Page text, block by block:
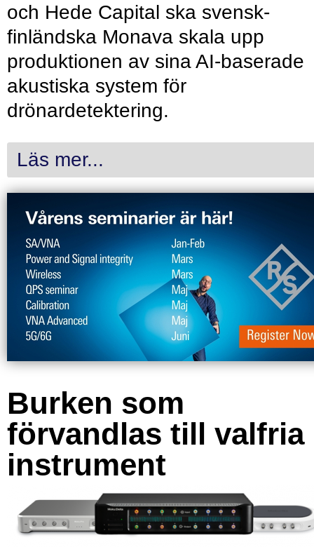
och Hede Capital ska svensk-
finländska Monava skala upp
produktionen av sina AI-baserade
akustiska system för
drönardetektering.
Läs mer...
Burken som
förvandlas till valfria
instrument